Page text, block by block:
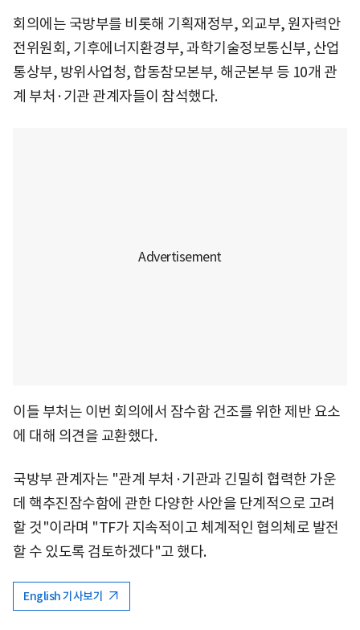
회의에는 국방부를 비롯해 기획재정부, 외교부, 원자력안
전위원회, 기후에너지환경부, 과학기술정보통신부, 산업
통상부, 방위사업청, 합동참모본부, 해군본부 등 10개 관
계 부처·기관 관계자들이 참석했다.
이들 부처는 이번 회의에서 잠수함 건조를 위한 제반 요소
에 대해 의견을 교환했다.
국방부 관계자는 "관계 부처·기관과 긴밀히 협력한 가운
데 핵추진잠수함에 관한 다양한 사안을 단계적으로 고려
할 것"이라며 "TF가 지속적이고 체계적인 협의체로 발전
할 수 있도록 검토하겠다"고 했다.
English 기사보기